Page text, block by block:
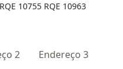
RQE 10755 RQE 10963
2 Endereço 3